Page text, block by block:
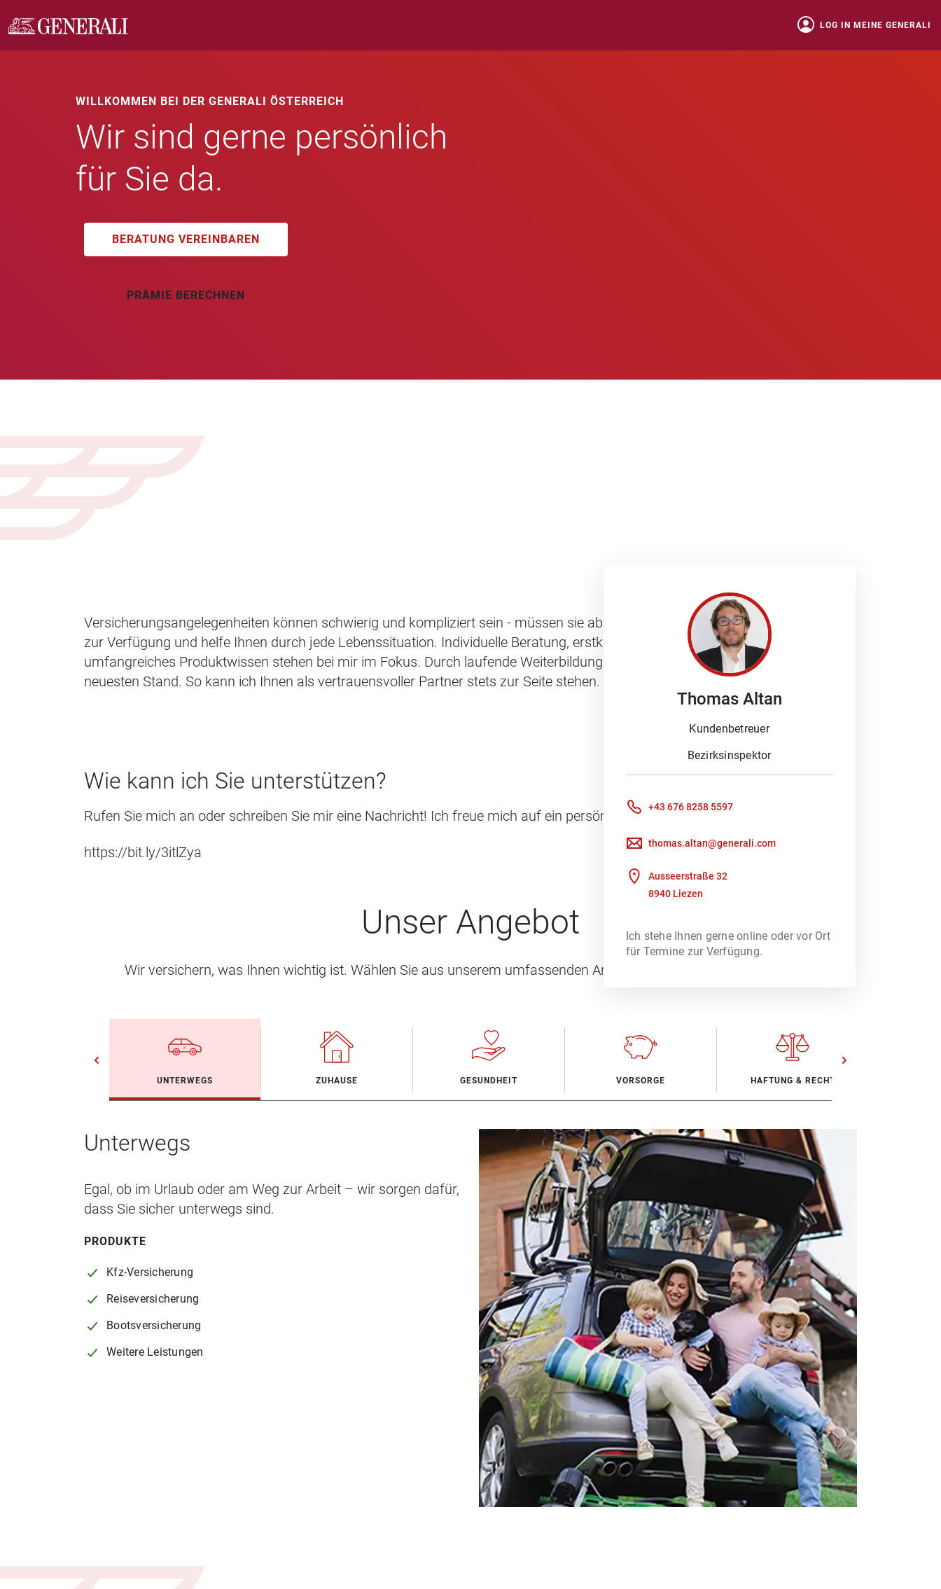
LOG IN MEINE GENERALI
WILLKOMMEN BEI DER GENERALI ÖSTERREICH
Wir sind gerne persönlich
für Sie da.
BERATUNG VEREINBAREN
PRÄMIE BERECHNEN
Thomas Altan
Kundenbetreuer
Bezirksinspektor
+43 676 8258 5597
thomas.altan@generali.com
Ausseerstraße 32
8940 Liezen
Ich stehe Ihnen gerne online oder vor Ort
für Termine zur Verfügung.
Versicherungsangelegenheiten können schwierig und kompliziert sein - müssen sie aber nicht. Ich stehe Ihnen bei jeder Frage
zur Verfügung und helfe Ihnen durch jede Lebenssituation. Individuelle Beratung, erstklassige Kundenbetreuung und
umfangreiches Produktwissen stehen bei mir im Fokus. Durch laufende Weiterbildungen halte ich mich immer auf dem
neuesten Stand. So kann ich Ihnen als vertrauensvoller Partner stets zur Seite stehen.
Wie kann ich Sie unterstützen?
Rufen Sie mich an oder schreiben Sie mir eine Nachricht! Ich freue mich auf ein persönliches Gespräch.
https://bit.ly/3itlZya
Unser Angebot
Wir versichern, was Ihnen wichtig ist. Wählen Sie aus unserem umfassenden Angebot an Versicherungsleistungen.
UNTERWEGS ZUHAUSE GESUNDHEIT VORSORGE HAFTUNG & RECHT
Unterwegs
Egal, ob im Urlaub oder am Weg zur Arbeit – wir sorgen dafür,
dass Sie sicher unterwegs sind.
PRODUKTE
Kfz-Versicherung
Reiseversicherung
Bootsversicherung
Weitere Leistungen